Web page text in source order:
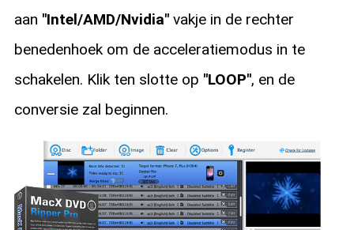
aan "Intel/AMD/Nvidia"vakje in de rechter
benedenhoek om de acceleratiemodus in te
schakelen. Klik ten slotte op "LOOP", en de
conversie zal beginnen.